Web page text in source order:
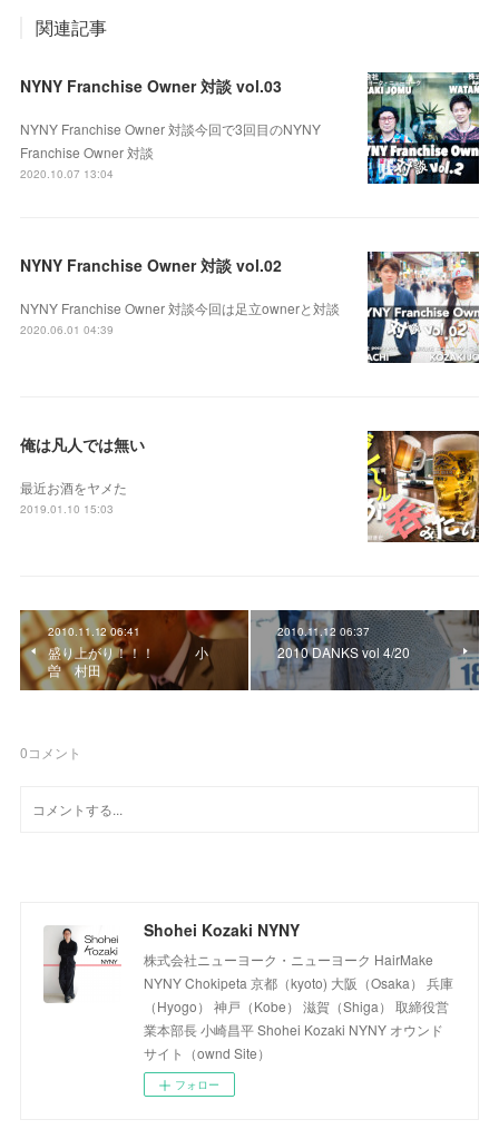
関連記事
NYNY Franchise Owner 対談 vol.03
NYNY Franchise Owner 対談今回で3回目のNYNY
Franchise Owner 対談
2020.10.07 13:04
NYNY Franchise Owner 対談 vol.02
NYNY Franchise Owner 対談今回は足立ownerと対談
2020.06.01 04:39
俺は凡人では無い
最近お酒をヤメた
2019.01.10 15:03
2010.11.12 06:41
盛り上がり！！！ 小
曽 村田
2010.11.12 06:37
2010 DANKS vol 4/20
0コメント
Shohei Kozaki NYNY
株式会社ニューヨーク・ニューヨーク HairMake
NYNY Chokipeta 京都（kyoto) 大阪（Osaka） 兵庫
（Hyogo） 神戸（Kobe） 滋賀（Shiga） 取締役営
業本部長 小崎昌平 Shohei Kozaki NYNY オウンド
サイト（ownd Site）
フォロー